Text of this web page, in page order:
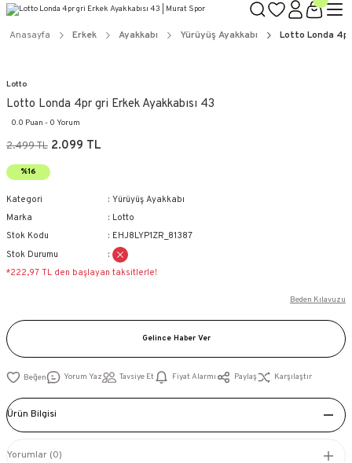
Anasayfa Erkek Ayakkabı Yürüyüş Ayakkabı Lotto Londa 4pr
Lotto
Lotto Londa 4pr gri Erkek Ayakkabısı 43
0.0 Puan - 0 Yorum
2.499 TL 2.099 TL
%16
Kategori
Yürüyüş Ayakkabı
Marka
Lotto
Stok Kodu
EHJ8LYP1ZR_81387
Stok Durumu
*222,97 TL den başlayan taksitlerle!
Beden Kılavuzu
Gelince Haber Ver
Yorum Yaz Tavsiye Et Fiyat Alarmı Paylaş Karşılaştır
Ürün Bilgisi
Yorumlar (0)